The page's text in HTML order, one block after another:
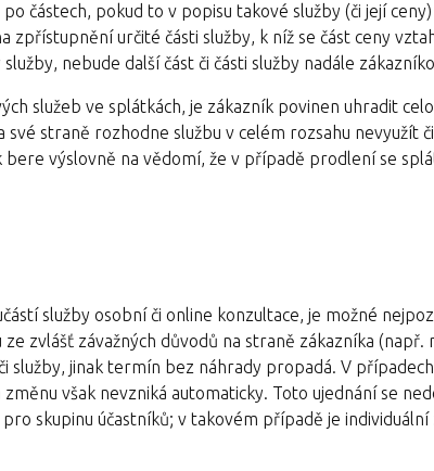
částech, pokud to v popisu takové služby (či její
zpřístupnění určité části služby, k níž se část ceny
nebude další část či části služby nadále
služeb ve splátkách, je zákazník povinen uhradit
straně rozhodne službu v celém rozsahu nevyužít
výslovně na vědomí, že v případě prodlení se
služby osobní či online konzultace, je možné
zvlášť závažných důvodů na straně zákazníka (např.
služby, jinak termín bez náhrady propadá. V
však nevzniká automaticky. Toto ujednání se
skupinu účastníků; v takovém případě je